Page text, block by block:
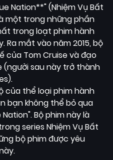
Nation**" (Nhiệm Vụ Bất
một trong những phần
trong loạt phim hành
Ra mắt vào năm 2015, bộ
của Tom Cruise và đạo
(người sau này trở thành
của thể loại phim hành
bạn không thể bỏ qua
Bộ phim này là
series Nhiệm Vụ Bất
bộ phim được yêu